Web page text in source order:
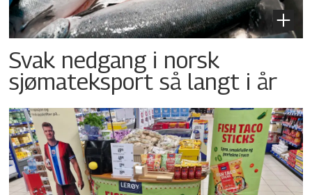
Svak nedgang i norsk
sjømateksport så langt i år